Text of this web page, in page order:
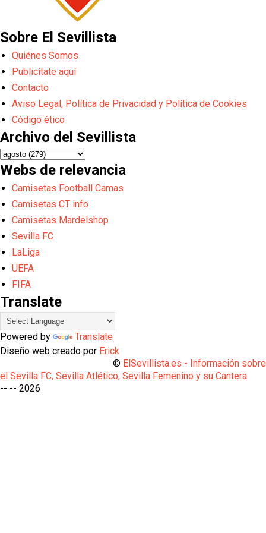
Sobre El Sevillista
Quiénes Somos
Publicítate aquí
Contacto
Aviso Legal, Política de Privacidad y Política de Cookies
Código ético
Archivo del Sevillista
Webs de relevancia
Camisetas Football Camas
Camisetas CT info
Camisetas Mardelshop
Sevilla FC
LaLiga
UEFA
FIFA
Translate
Powered by
Translate
Diseño web creado por Erick
© ElSevillista.es - Información sobre
el Sevilla FC, Sevilla Atlético, Sevilla Femenino y su Cantera
-- -- 2026